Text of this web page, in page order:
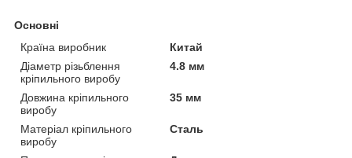
Основні
Країна виробник
Китай
Діаметр різьблення
кріпильного виробу
4.8 мм
Довжина кріпильного
виробу
35 мм
Матеріал кріпильного
виробу
Сталь